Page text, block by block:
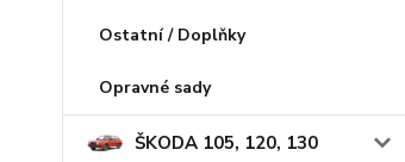
Ostatní / Doplňky
Opravné sady
ŠKODA 105, 120, 130